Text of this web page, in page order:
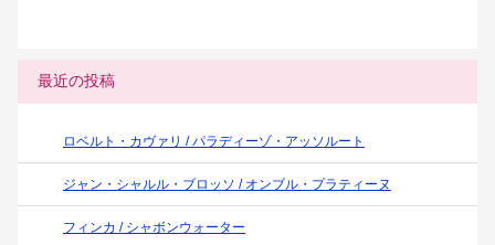
最近の投稿
ロベルト・カヴァリ / パラディーゾ・アッソルート
ジャン・シャルル・ブロッソ / オンブル・プラティーヌ
フィンカ / シャボンウォーター